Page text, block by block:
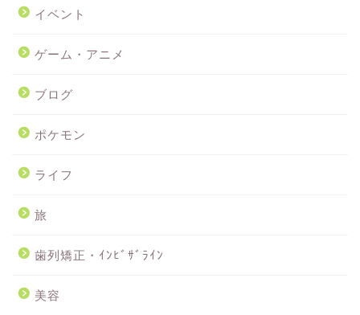
イベント
ゲーム・アニメ
ブログ
ポケモン
ライフ
旅
歯列矯正・ｲﾝﾋﾞｻﾞﾗｲﾝ
美容